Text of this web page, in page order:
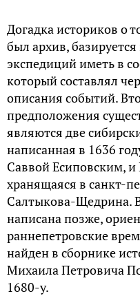
Догадка историков о
был архив,
экспедиций иметь в
который составлял
описания событий.
предположения
являются две
написанная в 1636
Саввой Есиповским,
хранящаяся в санкт-
Салтыкова-Щедрина.
написана позже,
раннепетровские
найден в сборнике
Михаила Петровича
1680-у.